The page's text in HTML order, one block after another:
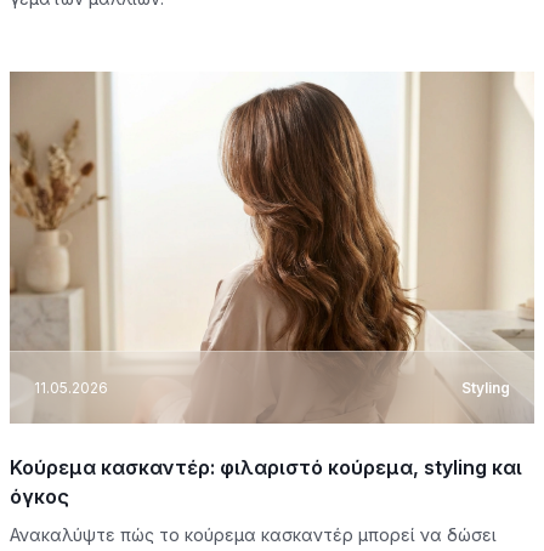
11.05.2026 Styling
Κούρεμα κασκαντέρ: φιλαριστό κούρεμα, styling και
όγκος
Ανακαλύψτε πώς το κούρεμα κασκαντέρ μπορεί να δώσει